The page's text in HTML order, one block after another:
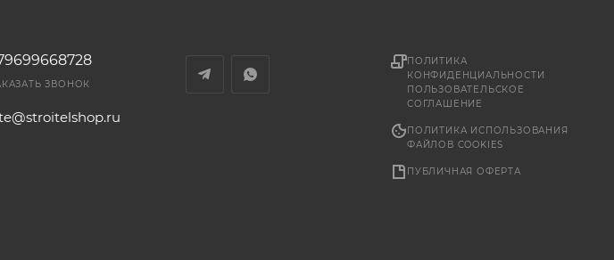
ЗВОНОК
ПОЛИТИКА
КОНФИДЕНЦИАЛЬНОСТИ
ПОЛЬЗОВАТЕЛЬСКОЕ
СОГЛАШЕНИЕ
ПОЛИТИКА ИСПОЛЬЗОВАНИЯ
ФАЙЛОВ COOKIES
ПУБЛИЧНАЯ ОФЕРТА